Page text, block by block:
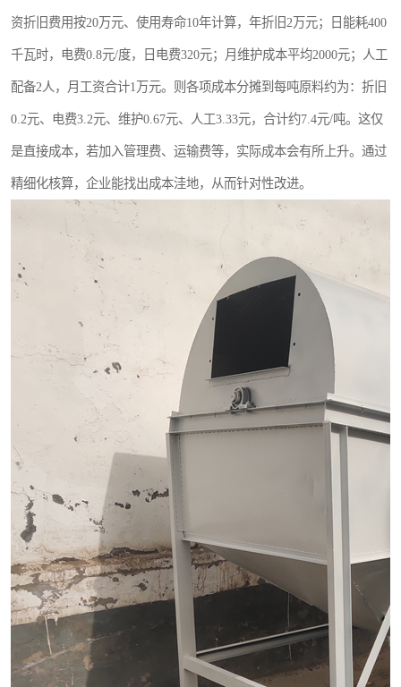
资折旧费用按20万元、使用寿命10年计算，年折旧2万元；日能耗400
千瓦时，电费0.8元/度，日电费320元；月维护成本平均2000元；人工
配备2人，月工资合计1万元。则各项成本分摊到每吨原料约为：折旧
0.2元、电费3.2元、维护0.67元、人工3.33元，合计约7.4元/吨。这仅
是直接成本，若加入管理费、运输费等，实际成本会有所上升。通过
精细化核算，企业能找出成本洼地，从而针对性改进。